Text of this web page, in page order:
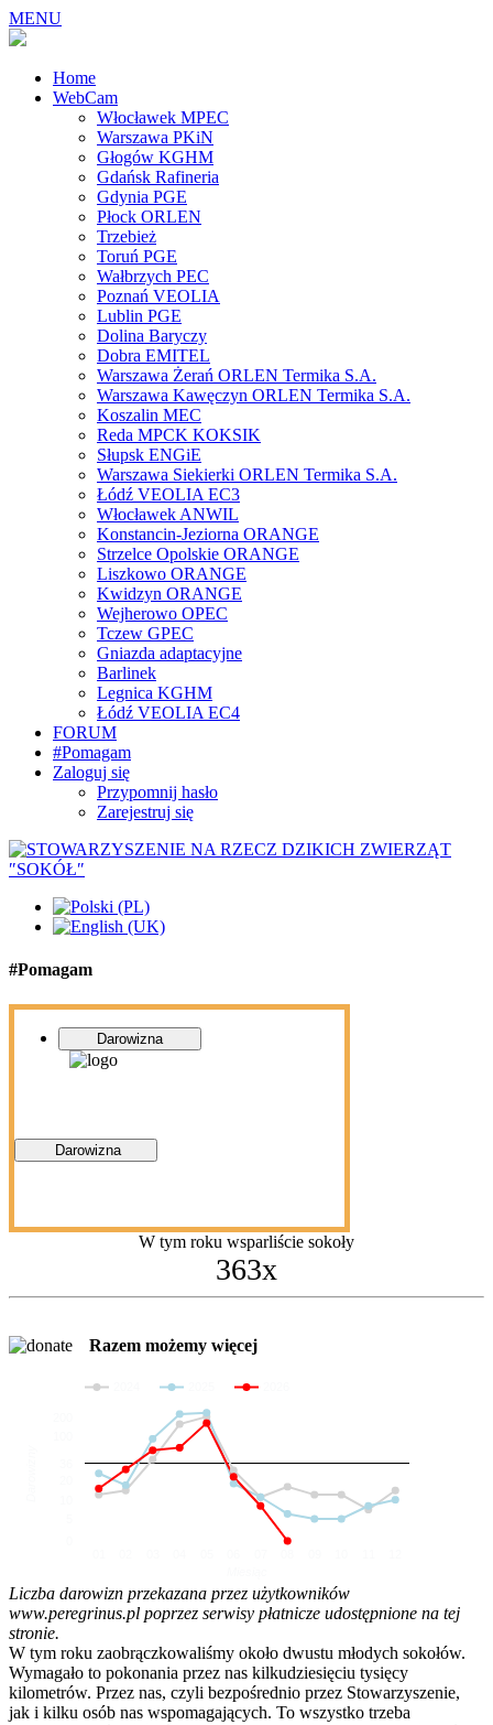
MENU
Home
WebCam
Włocławek MPEC
Warszawa PKiN
Głogów KGHM
Gdańsk Rafineria
Gdynia PGE
Płock ORLEN
Trzebież
Toruń PGE
Wałbrzych PEC
Poznań VEOLIA
Lublin PGE
Dolina Baryczy
Dobra EMITEL
Warszawa Żerań ORLEN Termika S.A.
Warszawa Kawęczyn ORLEN Termika S.A.
Koszalin MEC
Reda MPCK KOKSIK
Słupsk ENGiE
Warszawa Siekierki ORLEN Termika S.A.
Łódź VEOLIA EC3
Włocławek ANWIL
Konstancin-Jeziorna ORANGE
Strzelce Opolskie ORANGE
Liszkowo ORANGE
Kwidzyn ORANGE
Wejherowo OPEC
Tczew GPEC
Gniazda adaptacyjne
Barlinek
Legnica KGHM
Łódź VEOLIA EC4
FORUM
#Pomagam
Zaloguj się
Przypomnij hasło
Zarejestruj się
#Pomagam
Darowizna
Darowizna
W tym roku wsparliście sokoły
363x
Razem możemy więcej
Liczba darowizn przekazana przez użytkowników
www.peregrinus.pl poprzez serwisy płatnicze udostępnione na tej
stronie.
W tym roku zaobrączkowaliśmy około dwustu młodych sokołów.
Wymagało to pokonania przez nas kilkudziesięciu tysięcy
kilometrów. Przez nas, czyli bezpośrednio przez Stowarzyszenie,
jak i kilku osób nas wspomagających. To wszystko trzeba